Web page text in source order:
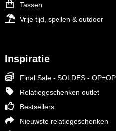
Tassen
Vrije tijd, spellen & outdoor
Inspiratie
Final Sale - SOLDES - OP=OP
Relatiegeschenken outlet
Bestsellers
Nieuwste relatiegeschenken